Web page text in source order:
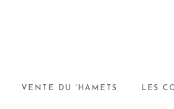
VENTE DU ‘HAMETS LES